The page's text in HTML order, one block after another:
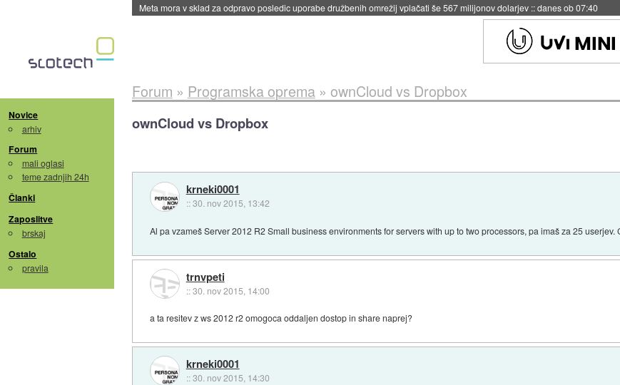
ByteDance trenira največji model umetne inteligence doslej::včeraj ob 21:37
Novice
arhiv
Forum
mali oglasi
teme zadnjih 24h
Članki
Zaposlitve
brskaj
Ostalo
pravila
Forum » Programska oprema» ownCloud vs Dropbox
ownCloud vs Dropbox
krneki0001
::30. nov 2015, 13:42
Al pa vzameš Server 2012 R2 Small business environments for servers with up to two processors, pa imaš za 25 userjev.
trnvpeti
::30. nov 2015, 14:00
a ta resitev z ws 2012 r2 omogoca oddaljen dostop in share naprej?
krneki0001
::30. nov 2015, 14:30